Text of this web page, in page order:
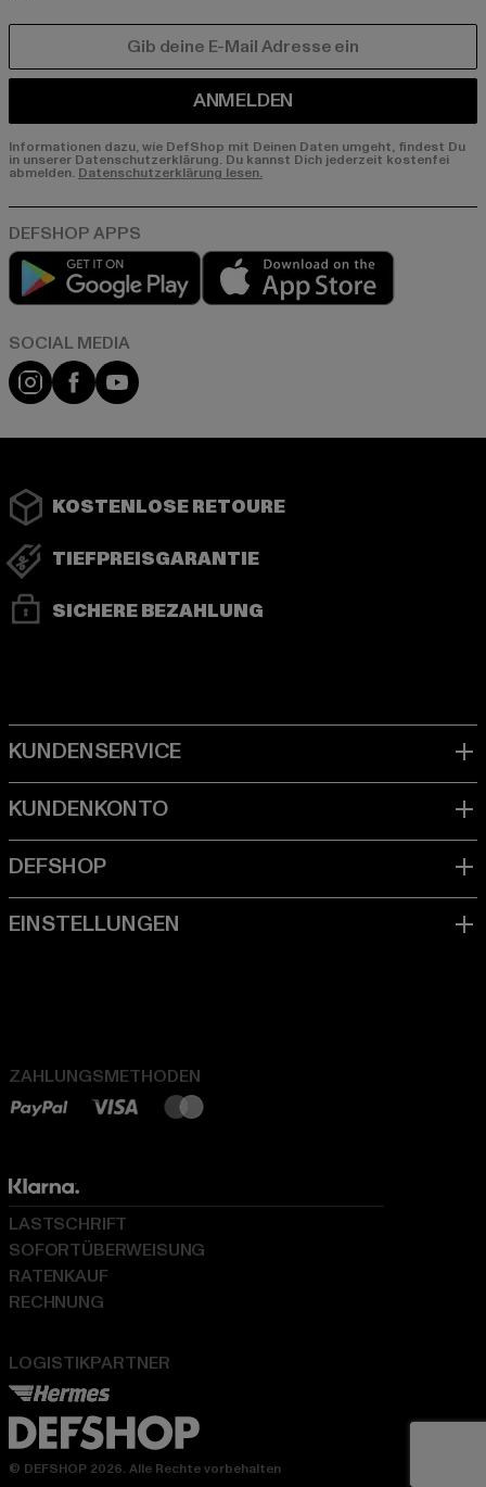
ANMELDEN
Informationen dazu, wie DefShop mit Deinen Daten umgeht, findest Du
in unserer Datenschutzerklärung. Du kannst Dich jederzeit kostenfei
abmelden. Datenschutzerklärung lesen.
Play market
Instagram
FacebookYouTube
KOSTENLOSE RETOURE
TIEFPREISGARANTIE
SICHERE BEZAHLUNG
ZAHLUNGSMETHODEN
LOGISTIKPARTNER
LASTSCHRIFT
SOFORTÜBERWEISUNG
RATENKAUF
RECHNUNG
© DEFSHOP 2026. Alle Rechte vorbehalten